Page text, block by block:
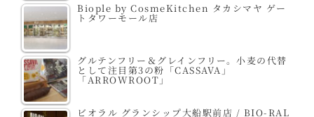
Biople by CosmeKitchen タカシマヤ ゲー
トタワーモール店
グルテンフリー＆グレインフリー。小麦の代替
として注目第3の粉「CASSAVA」
「ARROWROOT」
ビオラル グランシップ大船駅前店 / BIO-RAL